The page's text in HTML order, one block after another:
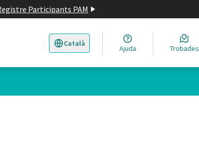
Participants PAM
Català
Triar la llengua Elegir el idioma
Ajuda Trobades